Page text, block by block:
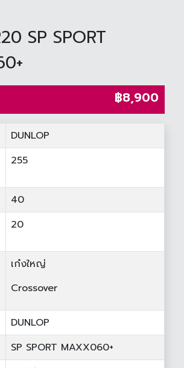
SP SPORT
฿8,900
DUNLOP
255
40
20
เก๋งใหญ่
Crossover
DUNLOP
SP SPORT MAXX060+